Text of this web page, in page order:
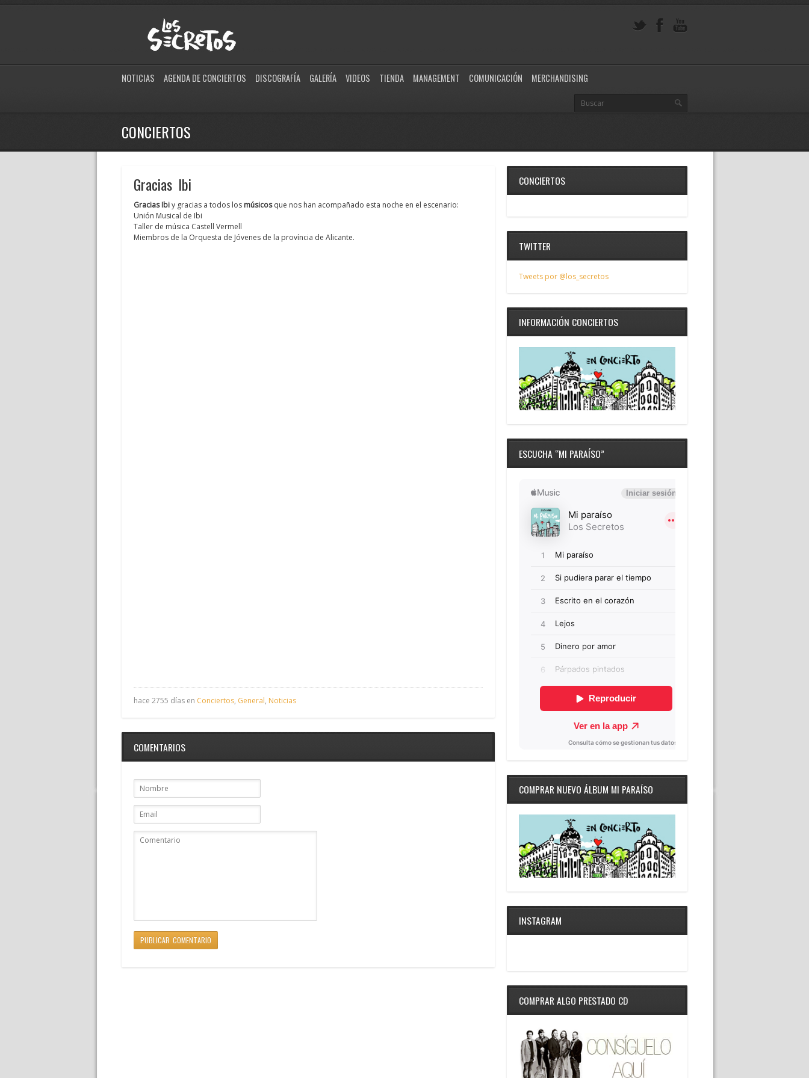
NOTICIAS AGENDA DE CONCIERTOS DISCOGRAFÍA GALERÍA VIDEOS TIENDA MANAGEMENT COMUNICACIÓN MERCHANDISING
CONCIERTOS
Gracias Ibi
Gracias Ibiy gracias a todos los músicosque nos han acompañado esta noche en el escenario:
Unión Musical de Ibi
Taller de música Castell Vermell
Miembros de la Orquesta de Jóvenes de la província de Alicante.
hace 2755 días en Conciertos, General, Noticias
COMENTARIOS
CONCIERTOS
TWITTER
Tweets por @los_secretos
INFORMACIÓN CONCIERTOS
ESCUCHA “MI PARAÍSO”
COMPRAR NUEVO ÁLBUM MI PARAÍSO
INSTAGRAM
COMPRAR ALGO PRESTADO CD